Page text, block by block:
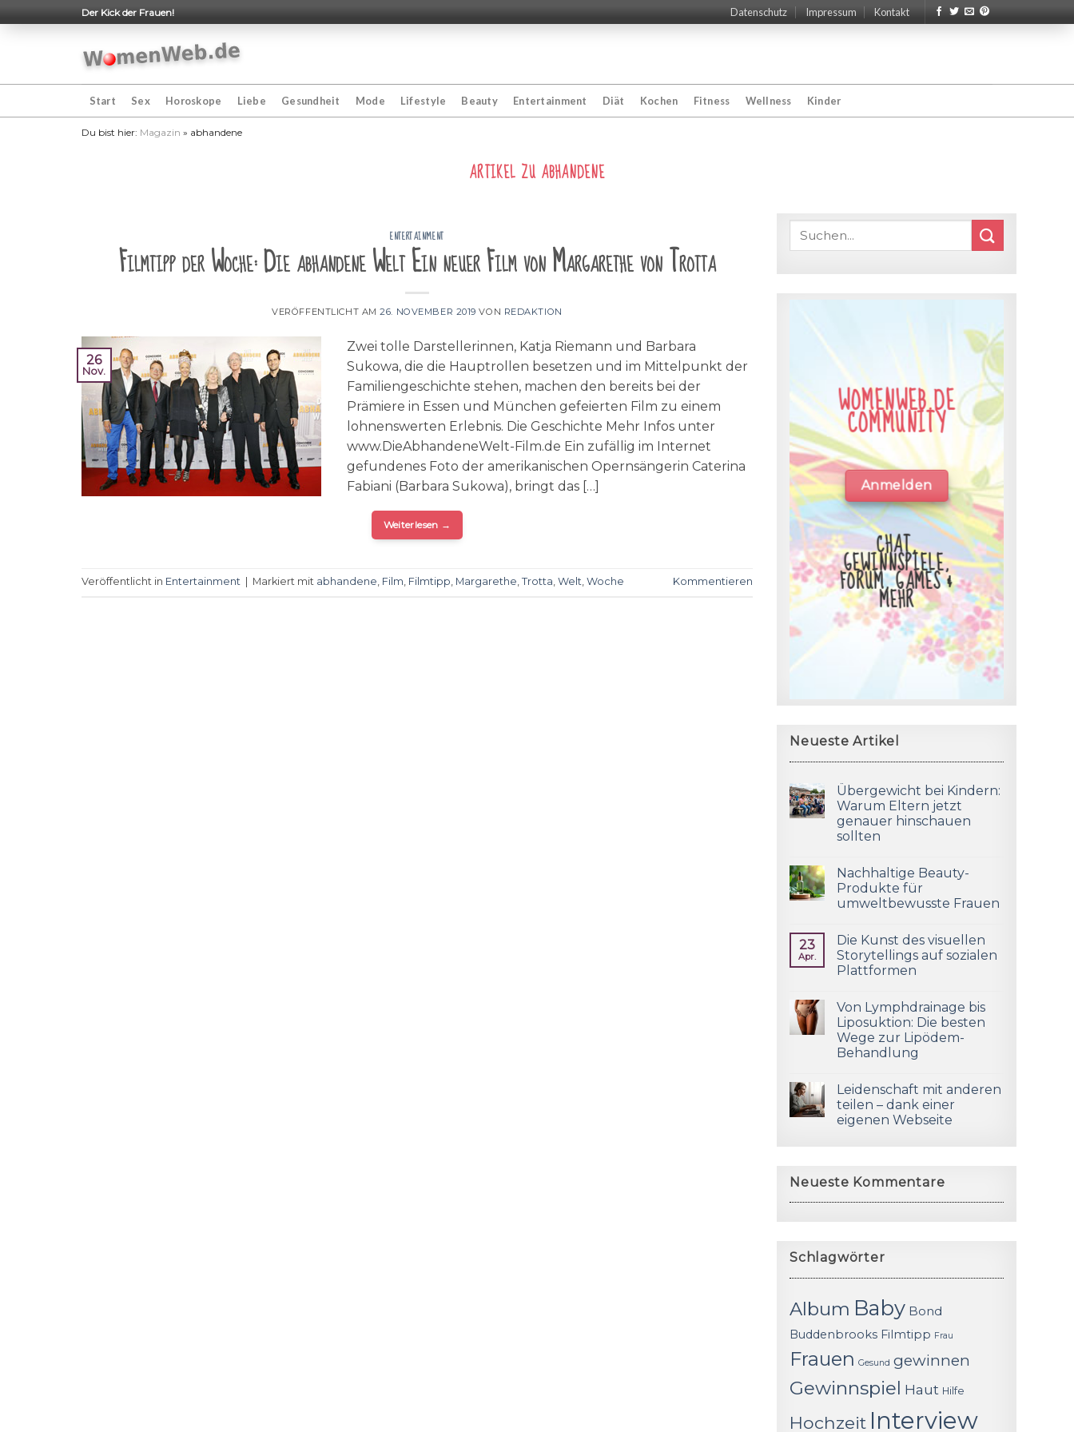
to
Der Kick der Frauen! Datenschutz Impressum Kontakt
Start Sex Horoskope Liebe Gesundheit Mode Lifestyle Beauty Entertainment Diät Kochen Fitness Wellness Kinder
Du bist hier: Magazin » abhandene
ARTIKEL ZU ABHANDENE
ENTERTAINMENT
Filmtipp der Woche: Die abhandene Welt Ein neuer Film von Margarethe von Trotta
VERÖFFENTLICHT AM26. NOVEMBER 2019 VON REDAKTION
26
Nov.
Zwei tolle Darstellerinnen, Katja Riemann und Barbara
Sukowa, die die Hauptrollen besetzen und im Mittelpunkt der
Familiengeschichte stehen, machen den bereits bei der
Prämiere in Essen und München gefeierten Film zu einem
lohnenswerten Erlebnis. Die Geschichte Mehr Infos unter
www.DieAbhandeneWelt-Film.de Ein zufällig im Internet
gefundenes Foto der amerikanischen Opernsängerin Caterina
Fabiani (Barbara Sukowa), bringt das […]
Weiterlesen →
Veröffentlicht in Entertainment Markiert mit abhandene, Film, Filmtipp, Margarethe, Trotta, Welt, Woche Kommentieren
WOMENWEB.DE
COMMUNITY
Anmelden
CHAT,
GEWINNSPIELE,
FORUM, GAMES &
MEHR
Neueste Artikel
Übergewicht bei Kindern:
Warum Eltern jetzt
genauer hinschauen
sollten
Nachhaltige Beauty-
Produkte für
umweltbewusste Frauen
23
Apr.
Die Kunst des visuellen
Storytellings auf sozialen
Plattformen
Von Lymphdrainage bis
Liposuktion: Die besten
Wege zur Lipödem-
Behandlung
Leidenschaft mit anderen
teilen – dank einer
eigenen Webseite
Neueste Kommentare
Schlagwörter
Album Baby Bond
Buddenbrooks Filmtipp Frau
Frauen Gesund gewinnen
Gewinnspiel Haut Hilfe
Hochzeit Interview